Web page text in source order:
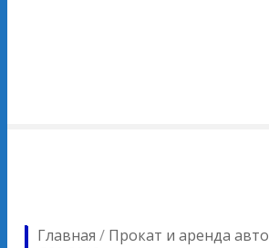
Главная / Прокат и аренда авто